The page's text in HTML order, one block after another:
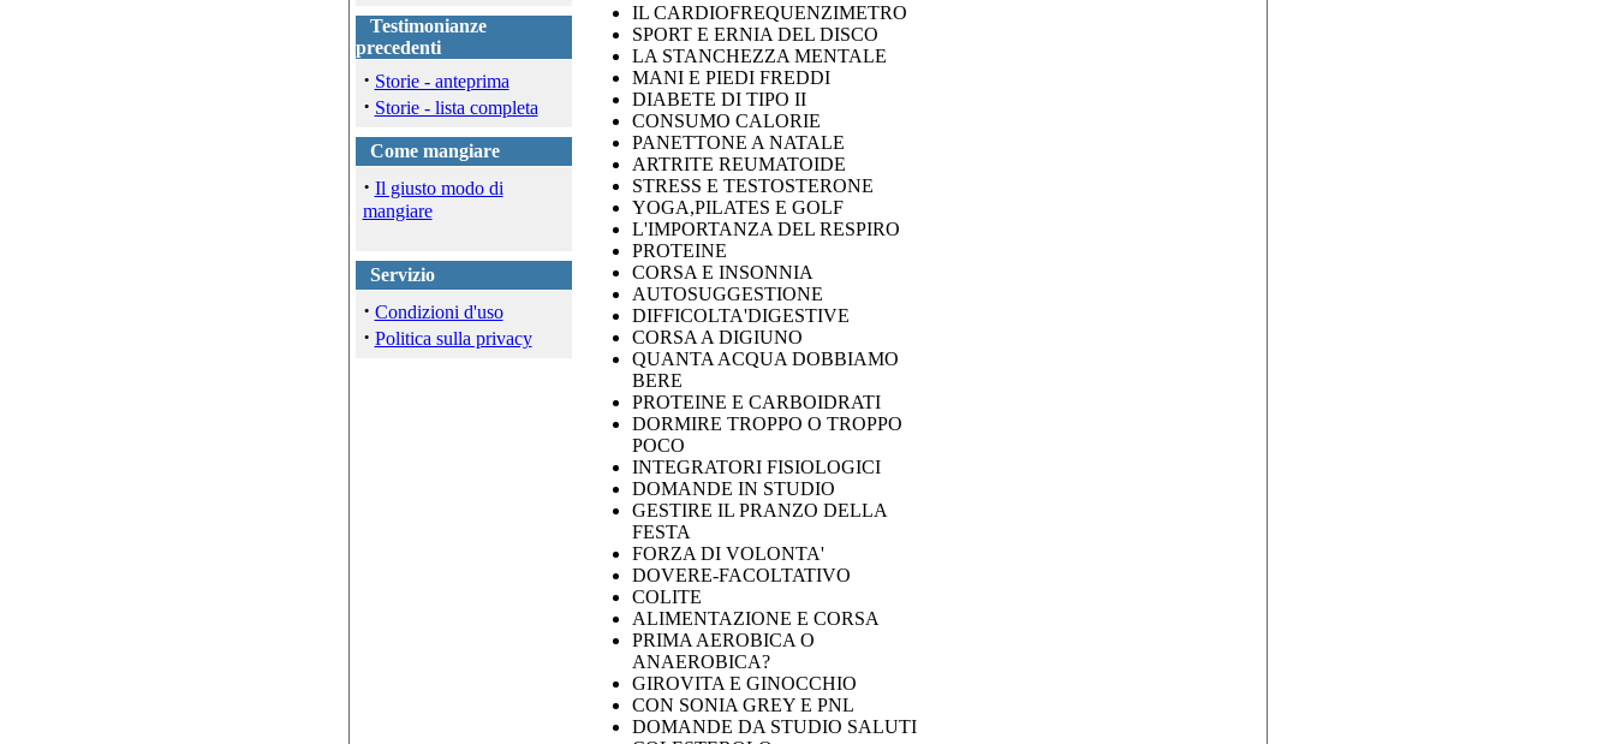
Testimonianze
precedenti
· Storie - anteprima
· Storie - lista completa
Come mangiare
· Il giusto modo di
mangiare
Servizio
· Condizioni d'uso
· Politica sulla privacy
IL CARDIOFREQUENZIMETRO
SPORT E ERNIA DEL DISCO
LA STANCHEZZA MENTALE
MANI E PIEDI FREDDI
DIABETE DI TIPO II
CONSUMO CALORIE
PANETTONE A NATALE
ARTRITE REUMATOIDE
STRESS E TESTOSTERONE
YOGA,PILATES E GOLF
L'IMPORTANZA DEL RESPIRO
PROTEINE
CORSA E INSONNIA
AUTOSUGGESTIONE
DIFFICOLTA'DIGESTIVE
CORSA A DIGIUNO
QUANTA ACQUA DOBBIAMO
BERE
PROTEINE E CARBOIDRATI
DORMIRE TROPPO O TROPPO
POCO
INTEGRATORI FISIOLOGICI
DOMANDE IN STUDIO
GESTIRE IL PRANZO DELLA
FESTA
FORZA DI VOLONTA'
DOVERE-FACOLTATIVO
COLITE
ALIMENTAZIONE E CORSA
PRIMA AEROBICA O
ANAEROBICA?
GIROVITA E GINOCCHIO
CON SONIA GREY E PNL
DOMANDE DA STUDIO SALUTI